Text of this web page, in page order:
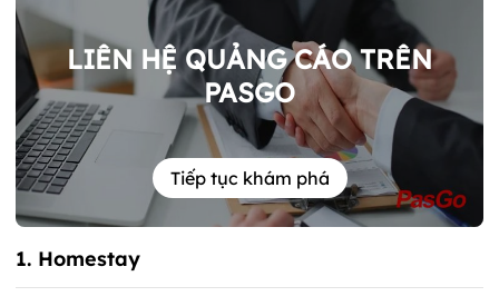
LIÊN HỆ QUẢNG CÁO TRÊN
PASGO
Tiếp tục khám phá
1. Homestay